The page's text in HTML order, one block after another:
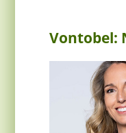
Vontobel: